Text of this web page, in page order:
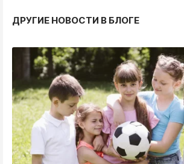
ДРУГИЕ НОВОСТИ В БЛОГЕ